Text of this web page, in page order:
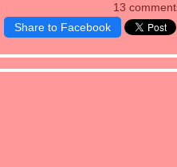
13
Share to Facebook